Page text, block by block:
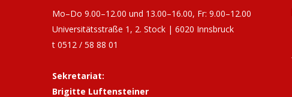
Mo–Do 9.00–12.00 und 13.00–16.00, Fr: 9.00–12.00
Universitätsstraße 1, 2. Stock | 6020 Innsbruck
t 0512 / 58 88 01
Sekretariat:
Brigitte Luftensteiner